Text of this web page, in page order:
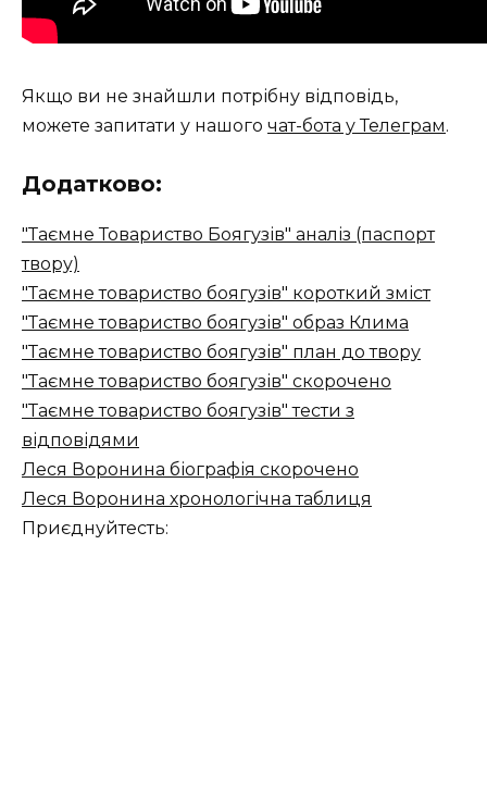
Якщо ви не знайшли потрібну відповідь,
можете запитати у нашого чат-бота у Телеграм.
Додатково:
"Таємне Товариство Боягузів" аналіз (паспорт
твору)
"Таємне товариство боягузів" короткий зміст
"Таємне товариство боягузів" образ Клима
"Таємне товариство боягузів" план до твору
"Таємне товариство боягузів" скорочено
"Таємне товариство боягузів" тести з
відповідями
Леся Воронина біографія скорочено
Леся Воронина хронологічна таблиця
Приєднуйтесть: